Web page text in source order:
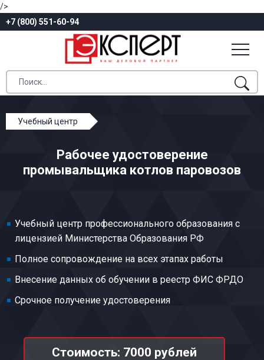
/>
+7 (800) 551-60-94
Учебный центр
Железнодорожный транспорт
Промывальщик котлов паровозов
Рабочее удостоверение
промывальщика котлов паровозов
Учебный центр профессионального образования с
лицензией Министерства Образования РФ
Полное сопровождение на всех этапах работы
Внесение данных об обучении в реестр ФИС ФРДО
Срочное получение удостоверения
Стоимость: 7000 рублей